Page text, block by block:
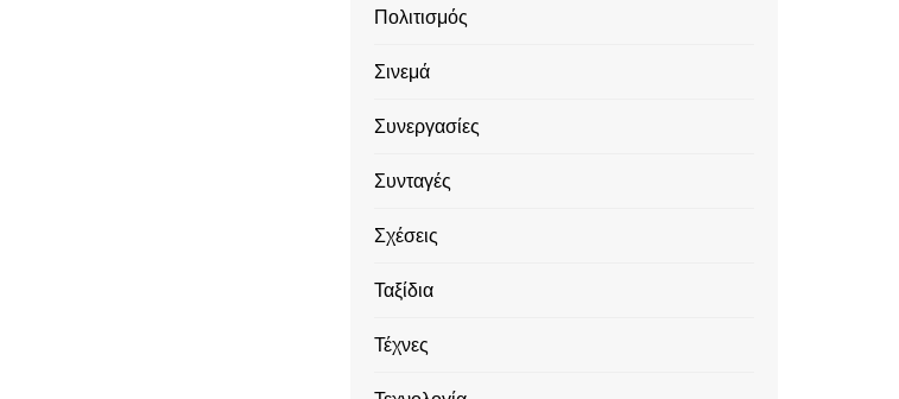
Πολιτισμός
Σινεμά
Συνεργασίες
Συνταγές
Σχέσεις
Ταξίδια
Τέχνες